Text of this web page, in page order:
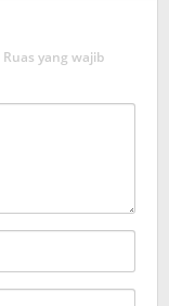
Ruas yang wajib